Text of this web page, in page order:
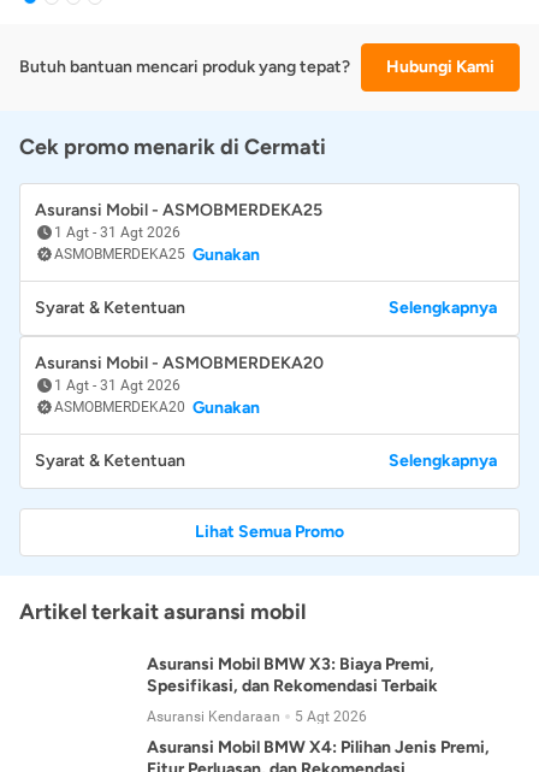
Butuh bantuan mencari produk yang tepat? Hubungi Kami
Cek promo menarik di Cermati
Asuransi Mobil - ASMOBMERDEKA25
1 Agt - 31 Agt 2026
ASMOBMERDEKA25 Gunakan
Syarat & Ketentuan Selengkapnya
Asuransi Mobil - ASMOBMERDEKA20
1 Agt - 31 Agt 2026
ASMOBMERDEKA20 Gunakan
Syarat & Ketentuan Selengkapnya
Lihat Semua Promo
Artikel terkait asuransi mobil
Asuransi Mobil BMW X3: Biaya Premi,
Spesifikasi, dan Rekomendasi Terbaik
Asuransi Kendaraan 5 Agt 2026
Asuransi Mobil BMW X4: Pilihan Jenis Premi,